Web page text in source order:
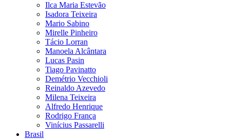
Ilca Maria Estevão
Isadora Teixeira
Mario Sabino
Mirelle Pinheiro
Tácio Lorran
Manoela Alcântara
Lucas Pasin
Tiago Pavinatto
Demétrio Vecchioli
Reinaldo Azevedo
Milena Teixeira
Alfredo Henrique
Rodrigo França
Vinícius Passarelli
Brasil